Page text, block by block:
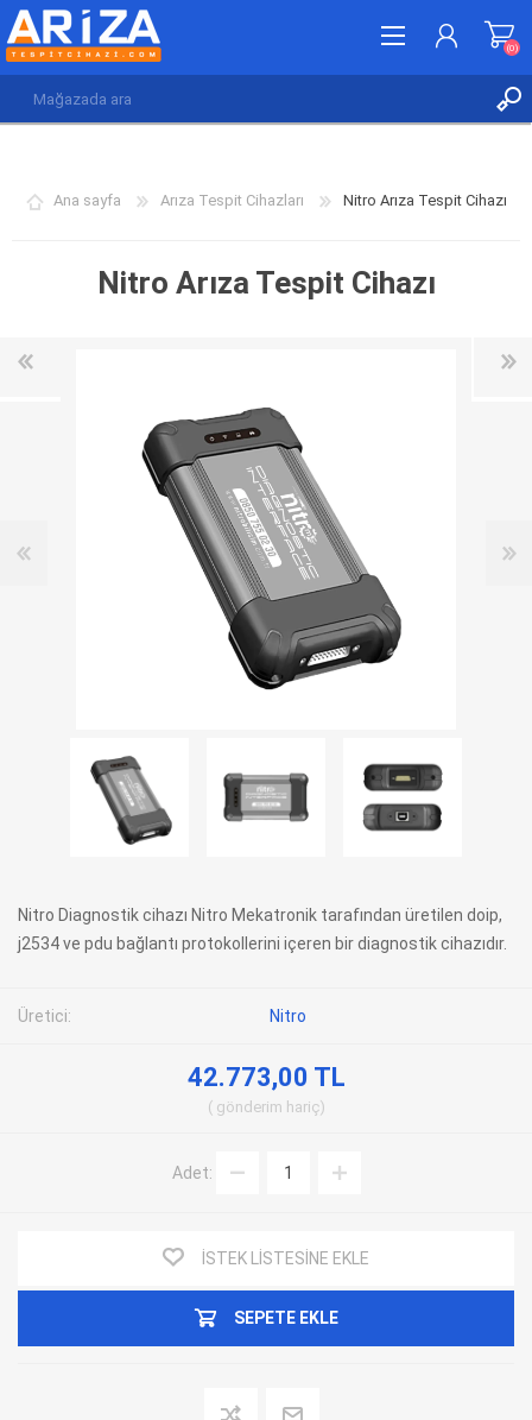
(0)
Ana sayfa Arıza Tespit Cihazları Nitro Arıza Tespit Cihazı
Nitro Arıza Tespit Cihazı
Nitro Diagnostik cihazı Nitro Mekatronik tarafından üretilen doip,
j2534 ve pdu bağlantı protokollerini içeren bir diagnostik cihazıdır.
Üretici: Nitro
42.773,00 TL
gönderim hariç
Adet:
İSTEK LISTESINE EKLE
SEPETE EKLE